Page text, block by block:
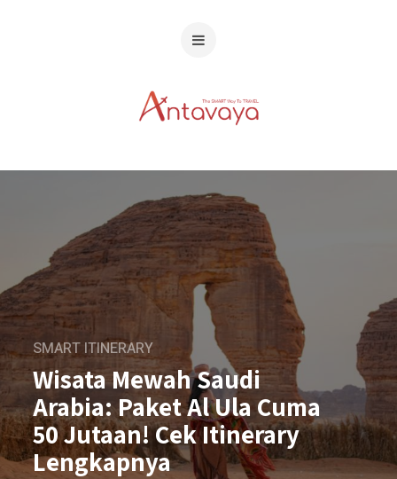
SMART ITINERARY
Wisata Mewah Saudi
Arabia: Paket Al Ula Cuma
50 Jutaan! Cek Itinerary
Lengkapnya